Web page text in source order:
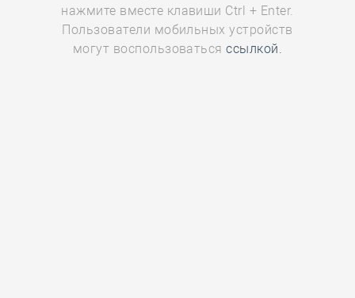
нажмите вместе клавиши Ctrl + Enter.
Пользователи мобильных устройств
могут воспользоватьсяссылкой.